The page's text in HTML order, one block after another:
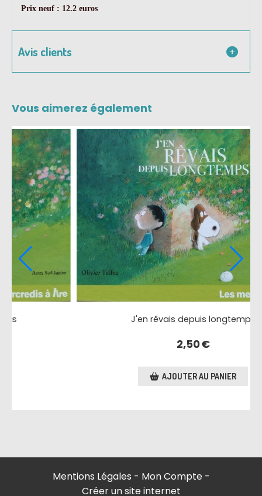
Prix neuf : 12.2 euros
Avis clients
Vous aimerez également
J'en rêvais depuis longtemps
€
AJOUTER AU PANIER
Mentions Légales
Mon Compte
Créer un site internet